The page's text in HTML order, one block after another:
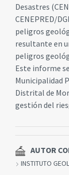
Desastres
CENEPRED/
peligros
resultante en
peligros
Este informe
Municipalidad
Distrital de
gestión del
AUTOR
INSTITUTO